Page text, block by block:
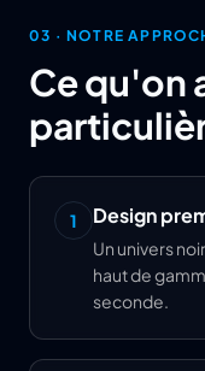
03 · NOTRE
Ce qu'on
1 Design
Un univers
haut de
seconde.